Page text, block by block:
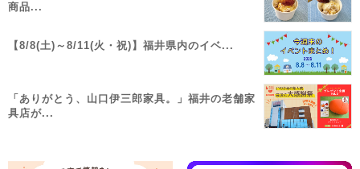
商品...
【8/8(土)～8/11(火・祝)】福井県内のイベ...
「ありがとう、山口伊三郎家具。」福井の老舗家
具店が...